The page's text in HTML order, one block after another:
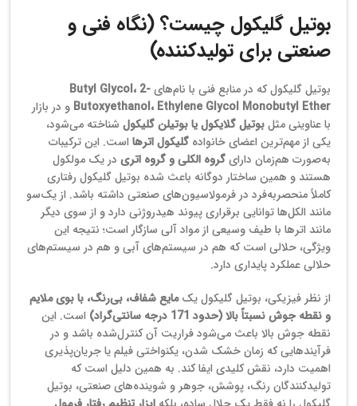
بوتیل گلیکول چیست؟ (نگاه فنی و
صنعتی برای تولیدکننده)
بوتیل گلیکول که در منابع فنی با نام‌هایButyl Glycol، 2-
Butoxyethanol، Ethylene Glycol Monobutyl Ether و در بازار
با عناوینی مثلبوتیل گلایکول یا بوتیلن گلیکول شناخته می‌شود،
یکی از مهم‌ترین اعضای خانواده گلیکول اترها است. این ترکیبات
به‌صورت هم‌زمان دارایگروه الکلی و گروه اتری در یک مولکول
هستند و همین ساختار دوگانه باعث شده بوتیل گلیکول رفتاری
کاملاً منحصربه‌فرد در فرمولاسیون‌های صنعتی داشته باشد. از یک‌سو
مانند الکل‌ها توانایی برقراری پیوند هیدروژنی دارد و از سوی دیگر
مانند اترها با طیف وسیعی از مواد آلی سازگار است؛ نتیجه این
ویژگی، حلالی است که هم در سیستم‌های آبی و هم در سیستم‌های
حلالی عملکرد پایداری دارد.
از نظر فیزیکی، بوتیل گلیکول یکمایع شفاف، بی‌رنگ، با بوی ملایم
و نقطه جوش نسبتاً بالا (حدود 171 درجه سانتی‌گراد)
است. این
نقطه جوش بالا باعث می‌شود فراریت آن کنترل‌شده باشد و در
فرآیندهایی که زمان خشک شدن، یکنواختی فیلم یا جریان‌پذیری
اهمیت دارد، نقش کلیدی ایفا کند. به همین دلیل است که
تولیدکنندگان رنگ، پوشش، جوهر و شوینده‌های صنعتی، بوتیل